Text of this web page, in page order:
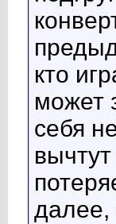
кто
может
себя
далее,